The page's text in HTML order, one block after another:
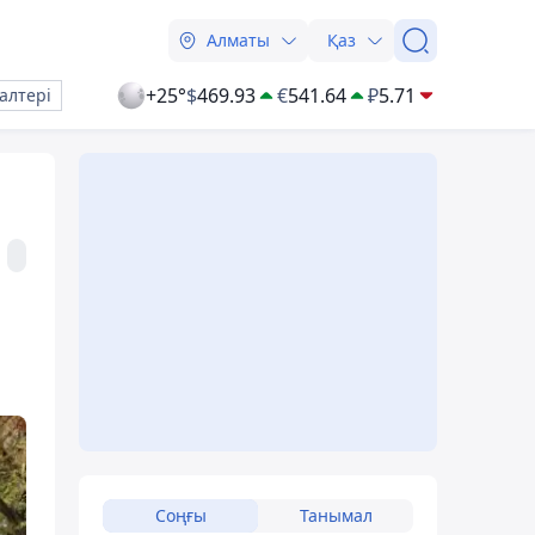
Алматы Қаз
+25°$469.93 €541.64 ₽5.71
Соңғы Танымал